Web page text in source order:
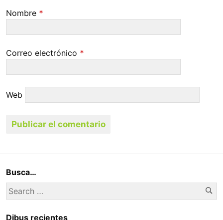
Nombre *
Correo electrónico *
Web
Busca…
Search
for:
Dibus recientes